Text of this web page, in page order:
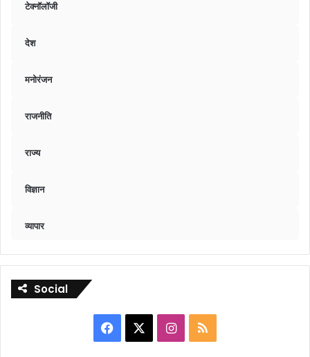
टेक्नॉलॉजी
देश
मनोरंजन
राजनीति
राज्य
विज्ञान
व्यापार
Social
Facebook Instagram
RSS